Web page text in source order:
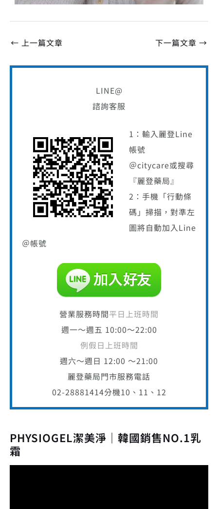
← 上一篇文章 下一篇文章 →
LINE@
諮詢客服
1：輸入麗登Line
帳號
＠citycare或搜尋
『麗登藥局』
2：手機「行動條
碼」掃描，對準左
圖將自動加入Line
＠帳號
營業服務時間平日上班時間
週一～週五 10:00～22:00
例假日上班時間
週六～週日 12:00 ～21:00
麗登藥局門市服務電話
02-28881414分機10、11、12
PHYSIOGEL潔美淨｜韓國銷售NO.1乳
霜